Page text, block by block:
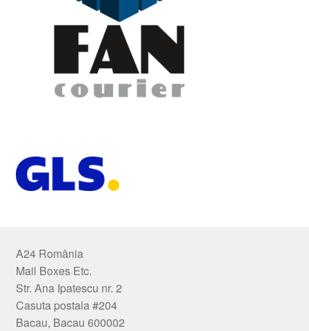
A24 România
Mail Boxes Etc.
Str. Ana Ipatescu nr. 2
Casuta postala #204
Bacau, Bacau 600002